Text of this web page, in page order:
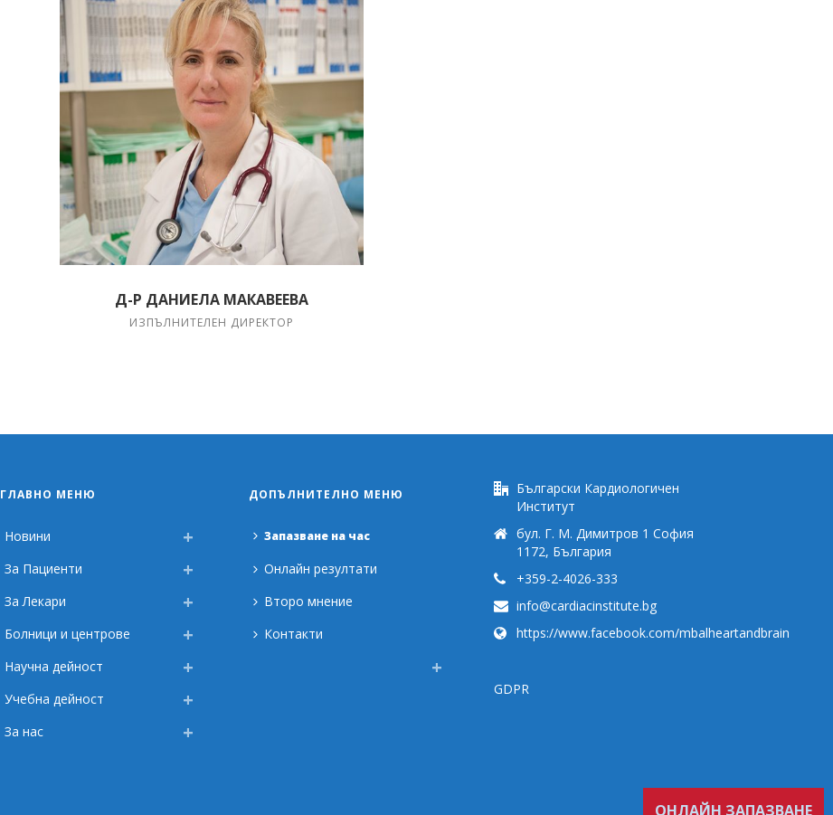
Д-Р ДАНИЕЛА МАКАВЕЕВА
ИЗПЪЛНИТЕЛЕН ДИРЕКТОР
ГЛАВНО МЕНЮ
Новини
За Пациенти
За Лекари
Болници и центрове
Научна дейност
Учебна дейност
За нас
ДОПЪЛНИТЕЛНО МЕНЮ
Запазване на час
Онлайн резултати
Второ мнение
Контакти
Български Кардиологичен
Институт
бул. Г. М. Димитров 1 София
1172, България
+359-2-4026-333
info@cardiacinstitute.bg
https://www.facebook.com/mbalheartandbrain
GDPR
ОНЛАЙН ЗАПАЗВАНЕ